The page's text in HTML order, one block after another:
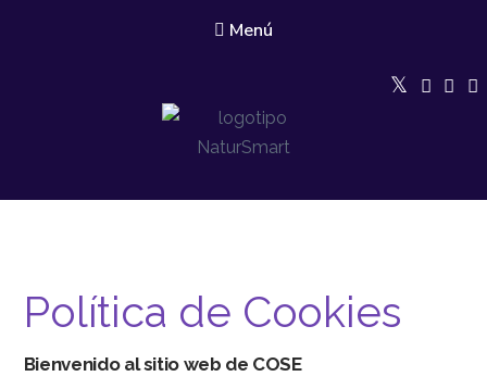
Menú
Conservación de la biodiversidad a través de modelos de gestión
Política de Cookies
Bienvenido al sitio web de COSE